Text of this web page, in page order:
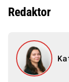
Redaktor